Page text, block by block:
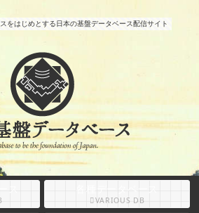
をはじめとする日本の基盤データベース配信サイト
ス
VARIOUS DB